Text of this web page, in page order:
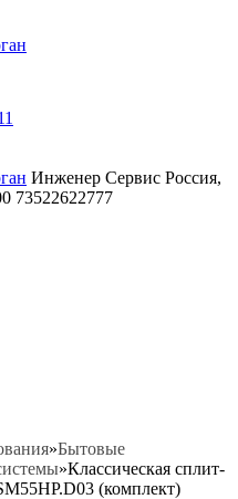
Инженер Сервис Россия,
73522622777
»Бытовые
»Классическая сплит-
(комплект)